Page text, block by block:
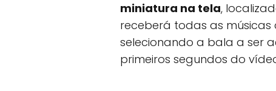
miniatura na tela,
receberá todas as
selecionando a bala a ser
primeiros segundos do